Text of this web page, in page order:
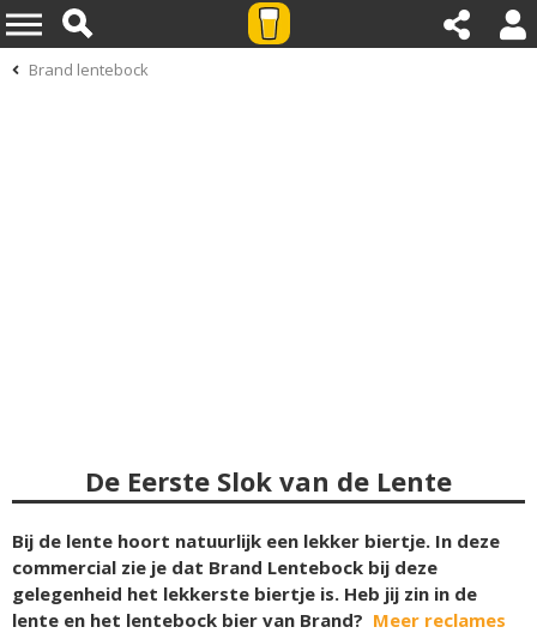
Brand lentebock
De Eerste Slok van de Lente
Bij de lente hoort natuurlijk een lekker biertje. In deze
commercial zie je dat Brand Lentebock bij deze
gelegenheid het lekkerste biertje is. Heb jij zin in de
lente en het lentebock bier van Brand? Meer reclames